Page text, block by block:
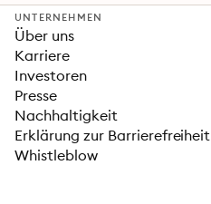
UNTERNEHMEN
Über uns
Karriere
Investoren
Presse
Nachhaltigkeit
Erklärung zur Barrierefreiheit
Whistleblow